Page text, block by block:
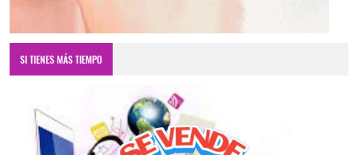
SI TIENES MÁS TIEMPO